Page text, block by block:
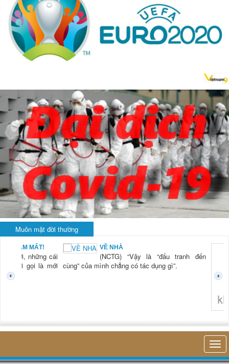
Muôn mặt đời thường
NAM MẤT!
“Xời, những cái
mới gọi là mới
VỀ NHÀ
(NCTG) “Vậy là “đấu tranh đến
cùng” của mình chẳng có tác dụng gì”.